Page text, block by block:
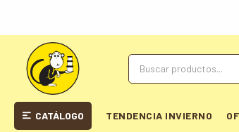
CATÁLOGO TENDENCIA INVIERNO